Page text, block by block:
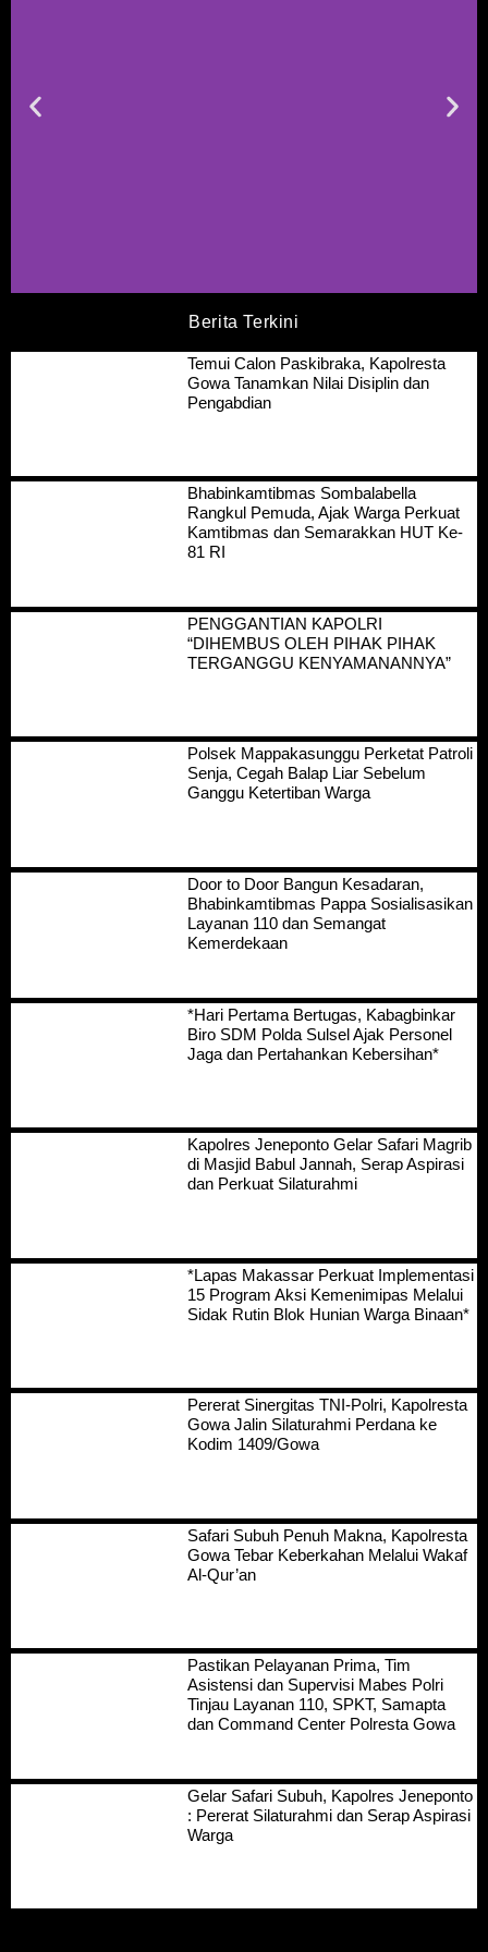
Berita Terkini
Temui Calon Paskibraka, Kapolresta
Gowa Tanamkan Nilai Disiplin dan
Pengabdian
Bhabinkamtibmas Sombalabella
Rangkul Pemuda, Ajak Warga Perkuat
Kamtibmas dan Semarakkan HUT Ke-
81 RI
PENGGANTIAN KAPOLRI
“DIHEMBUS OLEH PIHAK PIHAK
TERGANGGU KENYAMANANNYA”
Polsek Mappakasunggu Perketat Patroli
Senja, Cegah Balap Liar Sebelum
Ganggu Ketertiban Warga
Door to Door Bangun Kesadaran,
Bhabinkamtibmas Pappa Sosialisasikan
Layanan 110 dan Semangat
Kemerdekaan
*Hari Pertama Bertugas, Kabagbinkar
Biro SDM Polda Sulsel Ajak Personel
Jaga dan Pertahankan Kebersihan*
Kapolres Jeneponto Gelar Safari Magrib
di Masjid Babul Jannah, Serap Aspirasi
dan Perkuat Silaturahmi
*Lapas Makassar Perkuat Implementasi
15 Program Aksi Kemenimipas Melalui
Sidak Rutin Blok Hunian Warga Binaan*
Pererat Sinergitas TNI-Polri, Kapolresta
Gowa Jalin Silaturahmi Perdana ke
Kodim 1409/Gowa
Safari Subuh Penuh Makna, Kapolresta
Gowa Tebar Keberkahan Melalui Wakaf
Al-Qur’an
Pastikan Pelayanan Prima, Tim
Asistensi dan Supervisi Mabes Polri
Tinjau Layanan 110, SPKT, Samapta
dan Command Center Polresta Gowa
Gelar Safari Subuh, Kapolres Jeneponto
: Pererat Silaturahmi dan Serap Aspirasi
Warga